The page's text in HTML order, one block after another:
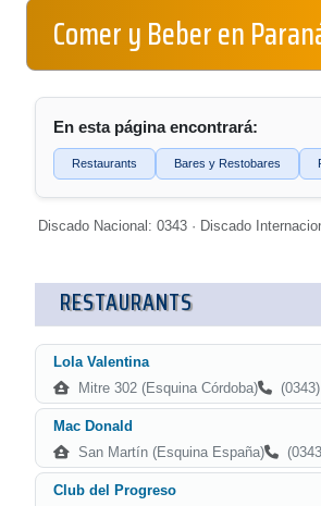
Comer y Beber en
En esta página encontrará:
Restaurants Bares y Restobares
Discado Nacional: 0343 · Discado
RESTAURANTS
Lola Valentina
Mitre 302 (Esquina Córdoba)
Mac Donald
San Martín (Esquina España)
Club del Progreso